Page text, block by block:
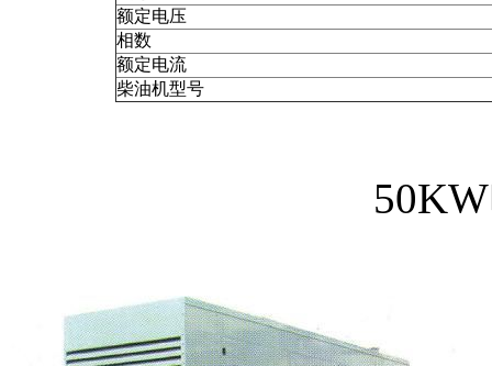
额定电压
相数
额定电流
柴油机型号